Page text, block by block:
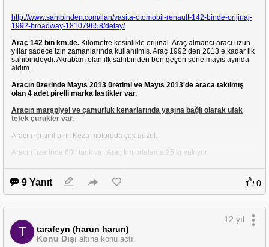
http://www.sahibinden.com/ilan/vasita-otomobil-renault-142-binde-orijinaj-
1992-broadway-181079658/detay/
Araç 142 bin km.de. Kilometre kesinlikle orijinal. Araç almancı aracı uzun
yıllar sadece izin zamanlarında kullanılmış. Araç 1992 den 2013 e kadar ilk
sahibindeydi. Akrabam olan ilk sahibinden ben geçen sene mayıs ayında
aldım.
Aracın üzerinde Mayıs 2013 üretimi ve Mayıs 2013'de araca takılmış
olan 4 adet pirelli marka lastikler var.
Aracın marşpiyel ve çamurluk kenarlarında yaşına bağlı olarak ufak
tefek çürükler var.
Aracın içi pırıl pırıl. Keza motoruda çok güzel.
Aracın üzerinde 60lt tank var. Araç km ortalama 25 kr yakıyor.
Aracın masrafı yok.
9 Yanıt 0
T
tarafeyn (harun harun)
Konu Dışı altına konu açtı.
12 yıl